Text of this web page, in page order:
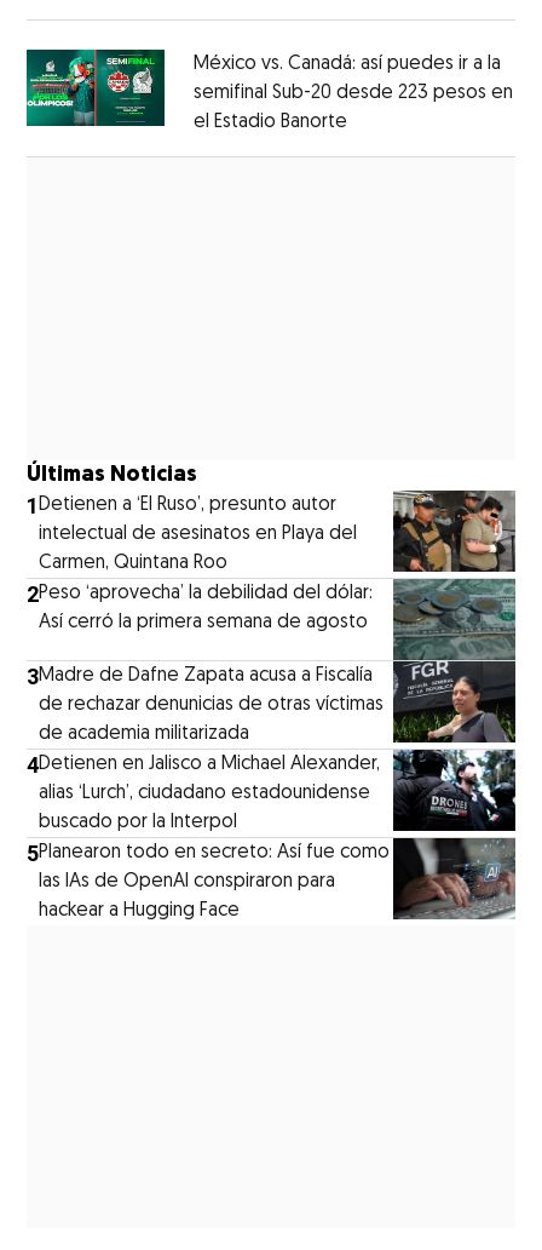
México vs. Canadá: así puedes ir a la
semifinal Sub-20 desde 223 pesos en
el Estadio Banorte
Últimas Noticias
1Detienen a ‘El Ruso’, presunto autor
intelectual de asesinatos en Playa del
Carmen, Quintana Roo
2Peso ‘aprovecha’ la debilidad del dólar:
Así cerró la primera semana de agosto
3Madre de Dafne Zapata acusa a Fiscalía
de rechazar denunicias de otras víctimas
de academia militarizada
4Detienen en Jalisco a Michael Alexander,
alias ‘Lurch’, ciudadano estadounidense
buscado por la Interpol
5Planearon todo en secreto: Así fue como
las IAs de OpenAI conspiraron para
hackear a Hugging Face